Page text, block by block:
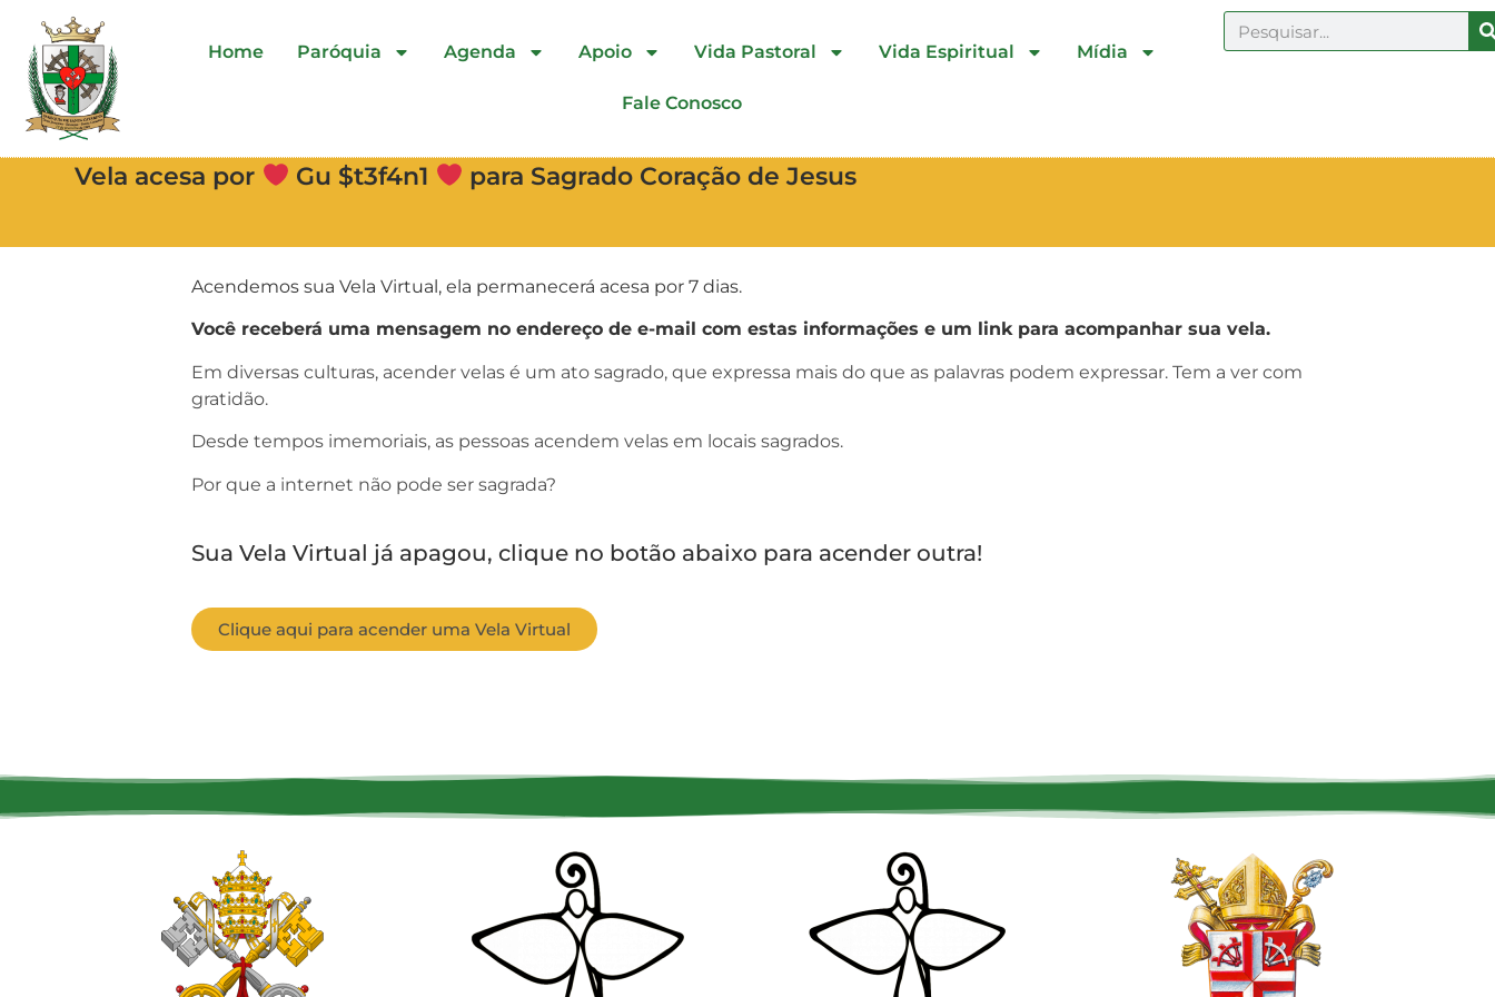
Home Paróquia Agenda Apoio Vida Pastoral Vida Espiritual Mídia
Fale Conosco
Vela acesa por Gu $t3f4n1 para Sagrado Coração de Jesus
Acendemos sua Vela Virtual, ela permanecerá acesa por 7 dias.
Você receberá uma mensagem no endereço de e-mail com estas informações e um link para acompanhar sua vela.
Em diversas culturas, acender velas é um ato sagrado, que expressa mais do que as palavras podem expressar. Tem a ver com
gratidão.
Desde tempos imemoriais, as pessoas acendem velas em locais sagrados.
Por que a internet não pode ser sagrada?
Sua Vela Virtual já apagou, clique no botão abaixo para acender outra!
Clique aqui para acender uma Vela Virtual